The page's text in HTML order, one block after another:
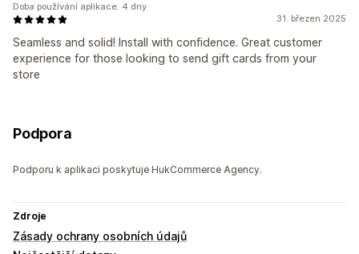
31. březen 2025
Seamless and solid! Install with confidence. Great customer
experience for those looking to send gift cards from your
store
Doba používání aplikace: 4 dny
Podpora
Podporu k aplikaci poskytuje HukCommerce Agency.
Zdroje
Zásady ochrany osobních údajů